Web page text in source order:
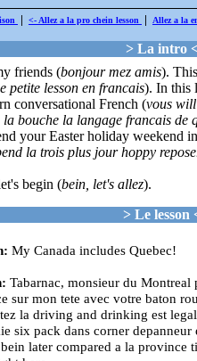
| <- Allez a la pro chein lesson | Allez a la
> La intro
friends (bonjour mez amis).
petite lesson en francais). In this
conversational French (vous
la bouche la langage francais de
your Easter holiday weekend
la trois plus jour hoppy
begin (bein, let's allez).
> Le lesson
My Canada includes Quebec!
Tabarnac, monsieur du Montreal
sur mon tete avec votre baton
la driving and drinking est
six pack dans corner
later compared a la province